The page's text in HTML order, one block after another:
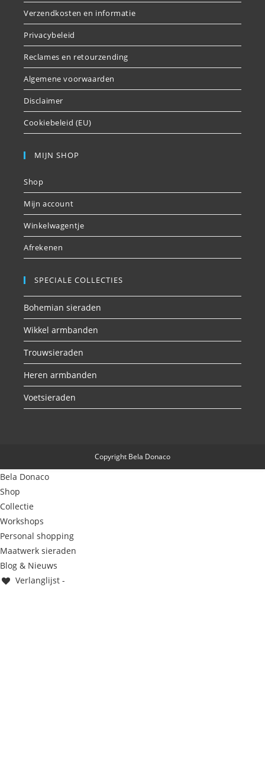
Verzendkosten en informatie
Privacybeleid
Reclames en retourzending
Algemene voorwaarden
Disclaimer
Cookiebeleid (EU)
MIJN SHOP
Shop
Mijn account
Winkelwagentje
Afrekenen
SPECIALE COLLECTIES
Bohemian sieraden
Wikkel armbanden
Trouwsieraden
Heren armbanden
Voetsieraden
Copyright Bela Donaco
Bela Donaco
Shop
Collectie
Workshops
Personal shopping
Maatwerk sieraden
Blog & Nieuws
Verlanglijst -